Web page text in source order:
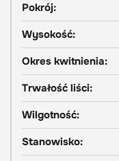
Pokrój:
Wysokość:
Okres kwitnienia:
Trwałość liści:
Wilgotność:
Stanowisko: